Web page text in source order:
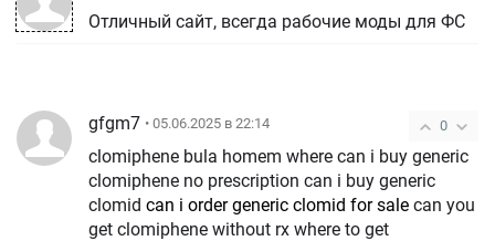
Отличный сайт, всегда рабочие моды для ФС
0
gfgm7 • 05.06.2025 в 22:14
clomiphene bula homem where can i buy generic
clomiphene no prescription can i buy generic
clomid can i order generic clomid for sale can you
get clomiphene without rx where to get